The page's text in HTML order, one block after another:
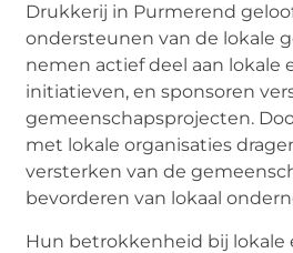
Drukkerij in Purmerend
ondersteunen van de lokale
nemen actief deel aan lokale
initiatieven, en sponsoren
gemeenschapsprojecten.
met lokale organisaties
versterken van de
bevorderen van lokaal
Hun betrokkenheid bij lokale